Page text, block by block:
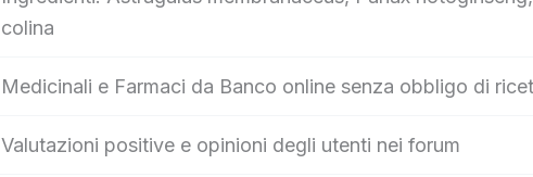
colina
Medicinali e Farmaci da Banco online senza obbligo di
Valutazioni positive e opinioni degli utenti nei forum